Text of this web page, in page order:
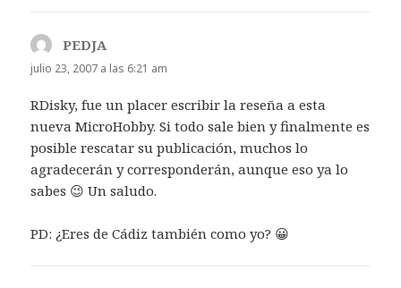
PEDJA
julio 23, 2007 a las 6:21 am
RDisky, fue un placer escribir la reseña a esta
nueva MicroHobby. Si todo sale bien y finalmente es
posible rescatar su publicación, muchos lo
agradecerán y corresponderán, aunque eso ya lo
sabes 😉 Un saludo.
PD: ¿Eres de Cádiz también como yo? 😀